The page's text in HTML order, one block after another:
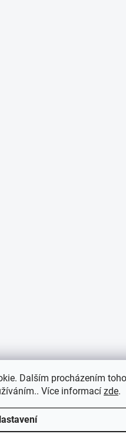
Dalším procházením
Více informací zde.